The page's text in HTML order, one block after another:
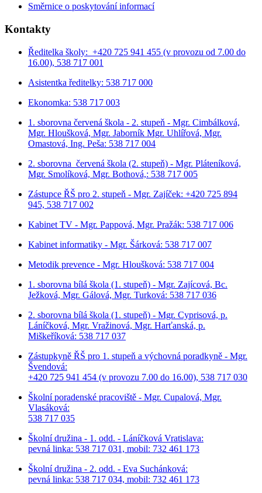
Směrnice o poskytování informací
Kontakty
Ředitelka školy: +420 725 941 455 (v provozu od 7.00 do
16.00), 538 717 001
Asistentka ředitelky: 538 717 000
Ekonomka: 538 717 003
1. sborovna červená škola - 2. stupeň - Mgr. Cimbálková,
Mgr. Hloušková, Mgr. Jaborník Mgr. Uhlířová, Mgr.
Omastová, Ing. Peša: 538 717 004
2. sborovna červená škola (2. stupeň) - Mgr. Pláteníková,
Mgr. Smolíková, Mgr. Bothová,: 538 717 005
Zástupce ŘŠ pro 2. stupeň - Mgr. Zajíček: +420 725 894
945, 538 717 002
Kabinet TV - Mgr. Pappová, Mgr. Pražák: 538 717 006
Kabinet informatiky - Mgr. Šárková: 538 717 007
Metodik prevence - Mgr. Hloušková: 538 717 004
1. sborovna bílá škola (1. stupeň) - Mgr. Zajícová, Bc.
Ježková, Mgr. Gálová, Mgr. Turková: 538 717 036
2. sborovna bílá škola (1. stupeň) - Mgr. Cyprisová, p.
Láníčková, Mgr. Vražinová, Mgr. Harťanská, p.
Miškeříková: 538 717 037
Zástupkyně ŘŠ pro 1. stupeň a výchovná poradkyně - Mgr.
Švendová:
+420 725 941 454 (v provozu 7.00 do 16.00), 538 717 030
Školní poradenské pracoviště - Mgr. Cupalová, Mgr.
Vlasáková:
538 717 035
Školní družina - 1. odd. - Láníčková Vratislava:
pevná linka: 538 717 031, mobil: 732 461 173
Školní družina - 2. odd. - Eva Suchánková:
pevná linka: 538 717 034, mobil: 732 461 173